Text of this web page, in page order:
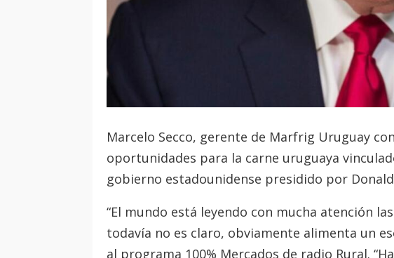
Marcelo Secco, gerente de Marfrig Uruguay
oportunidades para la carne uruguaya
gobierno estadounidense presidido por
“El mundo está leyendo con mucha atención
todavía no es claro, obviamente alimenta un
al programa 100% Mercados de radio Rural.